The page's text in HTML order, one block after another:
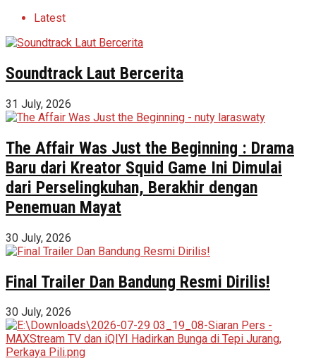
Latest
Soundtrack Laut Bercerita
31 July, 2026
The Affair Was Just the Beginning : Drama
Baru dari Kreator Squid Game Ini Dimulai
dari Perselingkuhan, Berakhir dengan
Penemuan Mayat
30 July, 2026
Final Trailer Dan Bandung Resmi Dirilis!
30 July, 2026